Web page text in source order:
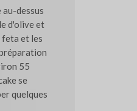
dessus
d'olive et
feta et les
55
se
quelques